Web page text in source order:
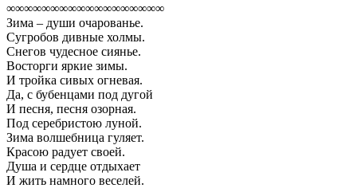
∞∞∞∞∞∞∞∞∞∞∞∞∞∞∞∞∞∞
Зима – души очарованье.
Сугробов дивные холмы.
Снегов чудесное сиянье.
Восторги яркие зимы.
И тройка сивых огневая.
Да, с бубенцами под дугой
И песня, песня озорная.
Под серебристою луной.
Зима волшебница гуляет.
Красою радует своей.
Душа и сердце отдыхает
И жить намного веселей.